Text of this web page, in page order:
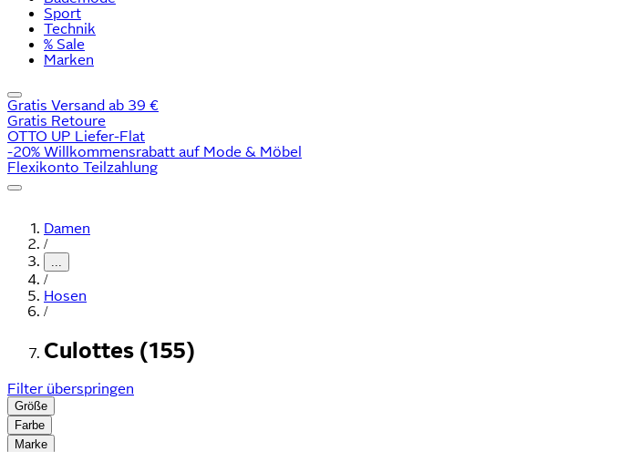
Sport
Technik
% Sale
Marken
Gratis Versand ab 39 €
Gratis Retoure
OTTO UP Liefer-Flat
-20% Willkommensrabatt auf Mode & Möbel
Flexikonto Teilzahlung
Damen
/
...
/
Hosen
/
Culottes (155)
Filter überspringen
Größe
Farbe
Marke